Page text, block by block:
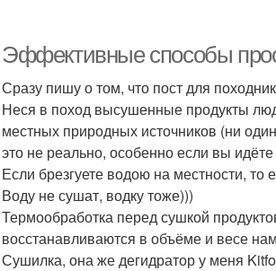
Эффективные способы
Сразу пишу о том, что пост для
Неся в поход высушенные продукты
местных природных источников (ни
это не реально, особенно если вы
Если брезгуете водою на местности, то
Воду не сушат, водку тоже)))
Термообработка перед сушкой
восстанавливаются в объёме и весе
Сушилка, она же дегидратор у меня